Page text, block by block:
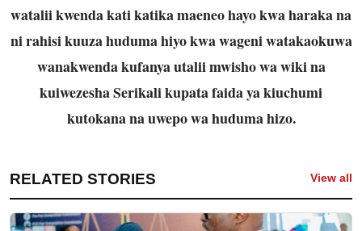
watalii kwenda kati katika maeneo hayo kwa haraka na
ni rahisi kuuza huduma hiyo kwa wageni watakaokuwa
wanakwenda kufanya utalii mwisho wa wiki na
kuiwezesha Serikali kupata faida ya kiuchumi
kutokana na uwepo wa huduma hizo.
RELATED STORIES View all